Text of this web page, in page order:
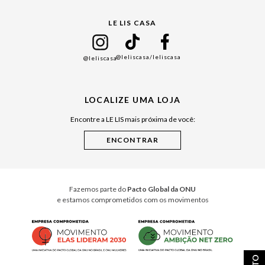
Cuidados Casa
LE LIS CASA
@leliscasa@leliscasa/leliscasa
LOCALIZE UMA LOJA
Encontre a LE LIS mais próxima de você:
Fazemos parte do Pacto Global da ONU
e estamos comprometidos com os movimentos